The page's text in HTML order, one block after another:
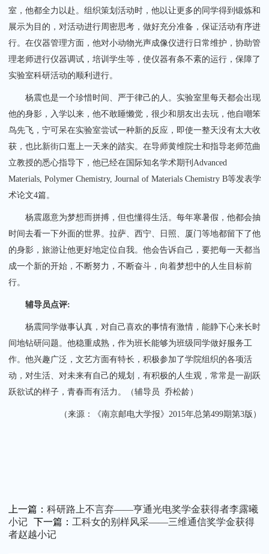
室，他都全力以赴。组织策划活动时，他以让更多的同学得到锻炼和
展示为目的，对活动进行周密思考，做好充分准备，保证活动有序进
行。在仪器管理方面，他对小动物光声成像仪进行日常维护，协助管
理老师进行仪器调试，培训学生等，使仪器有条不紊的运行，保障了
实验室科研活动的顺利进行。
杨震也是一个珍惜时间、严于律己的人。实验室里每天都会出现
他的身影，入学以来，他不敢睡懒觉，很少和朋友出去玩，他自嘲笨
鸟先飞，宁可呆在实验室尝试一种新的反应，即使一整天没有太大收
获，也比新街口逛上一天来的踏实。在导师黄维院士和指导老师范曲
立教授的悉心指导下，他已经在国际知名学术期刊Advanced
Materials, Polymer Chemistry, Journal of Materials Chemistry B等发表学
术论文4篇。
杨震愿意为梦想而拼搏，但也懂得生活。每年寒暑假，他都会抽
时间去看一下外面的世界。拉萨、西宁、日照、厦门等地都留下了他
的身影，旅游让他更好地定位自我。他会告诉自己，要把每一天都当
成一个新的开始，不断努力，不断奋斗，向着梦想中的人生目标前
行。
辅导员点评:
杨震同学做事认真，对自己喜欢的事情有激情，能静下心来长时
间地钻研问题。他稳重成熟，作为班长能够为班级同学做好服务工
作。他兴趣广泛，文艺方面有特长，积极参加了学院组织的各项活
动，对生活、对未来有自己的规划，有积极的人生观，常常是一副跃
跃欲试的样子，青春而有活力。（辅导员 乔松龄）
（来源：《南京邮电大学报》2015年总第499期第3版）
上一篇： 科研路上不言弃——亨通光电奖学金获得者李露曦
小记
下一篇： 工科女的别样风采——三维通信奖学金获得
者赵越小记